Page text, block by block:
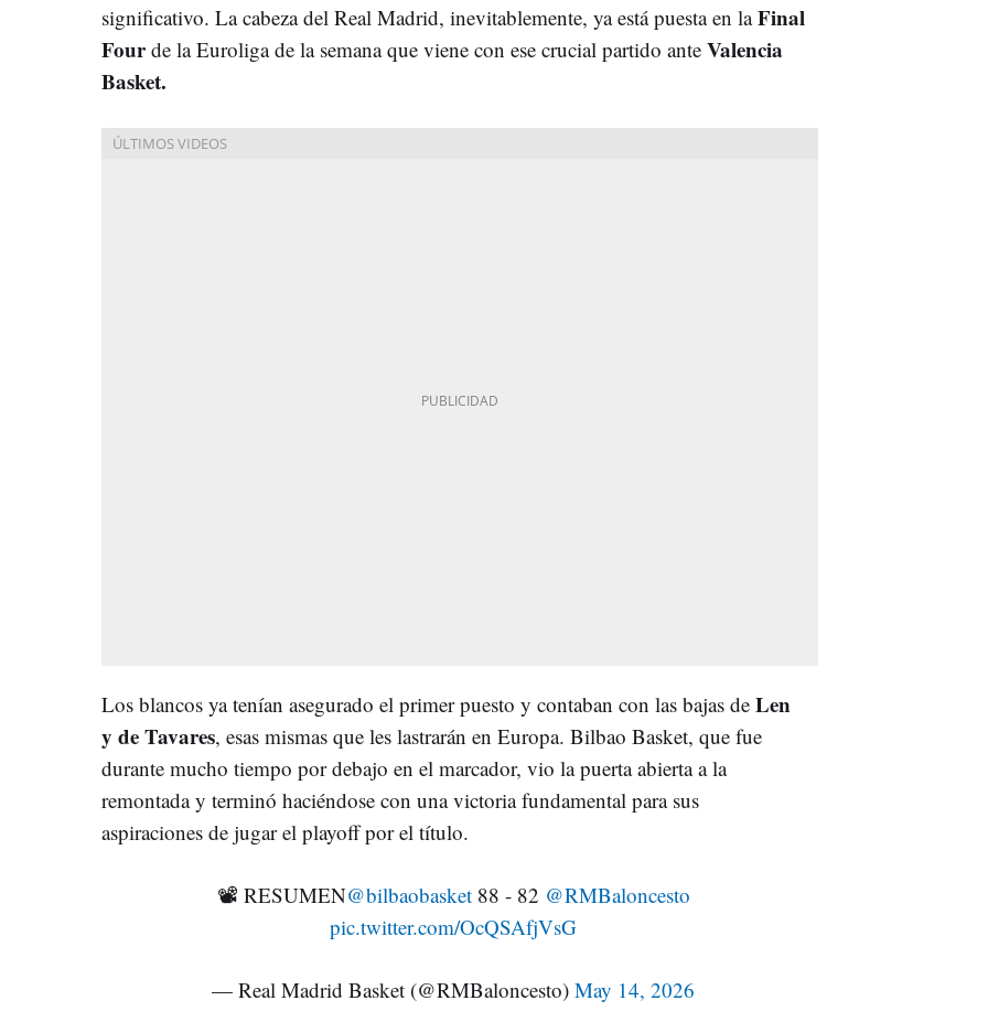
significativo. La cabeza del Real Madrid, inevitablemente, ya está puesta en laFinal
Fourde la Euroliga de la semana que viene con ese crucial partido ante Valencia
Basket.
Los blancos ya tenían asegurado el primer puesto y contaban con las bajas de Len
y de Tavares, esas mismas que les lastrarán en Europa. Bilbao Basket, que fue
durante mucho tiempo por debajo en el marcador, vio la puerta abierta a la
remontada y terminó haciéndose con una victoria fundamental para sus
aspiraciones de jugar el playoff por el título.
📽 RESUMEN@bilbaobasket88 - 82 @RMBaloncesto
pic.twitter.com/OcQSAfjVsG
— Real Madrid Basket (@RMBaloncesto)May 14, 2026